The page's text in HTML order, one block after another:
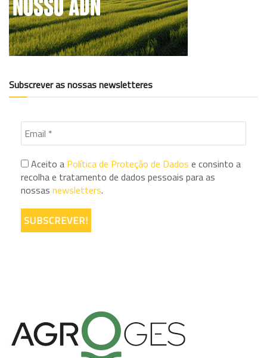
Subscrever as nossas newsletteres
Aceito a Política de Proteção de Dados e consinto a
recolha e tratamento de dados pessoais para as
nossas newsletters.